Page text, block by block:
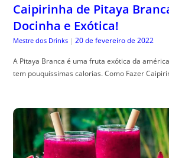
Caipirinha de Pitaya
Docinha e Exótica!
Mestre dos Drinks | 20 de fevereiro de 2022
A Pitaya Branca é uma fruta exótica da
tem pouquíssimas calorias. Como Fazer